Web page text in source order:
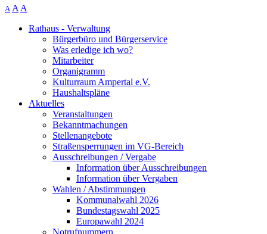
A A A
Rathaus - Verwaltung
Bürgerbüro und Bürgerservice
Was erledige ich wo?
Mitarbeiter
Organigramm
Kulturraum Ampertal e.V.
Haushaltspläne
Aktuelles
Veranstaltungen
Bekanntmachungen
Stellenangebote
Straßensperrungen im VG-Bereich
Ausschreibungen / Vergabe
Information über Ausschreibungen
Information über Vergaben
Wahlen / Abstimmungen
Kommunalwahl 2026
Bundestagswahl 2025
Europawahl 2024
Notrufnummern